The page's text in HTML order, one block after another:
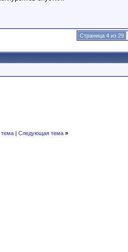
Страница 4 из 29
| Следующая тема »